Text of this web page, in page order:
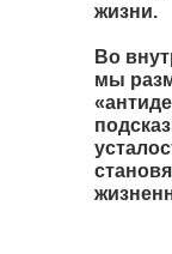
жизни.
Во
мы